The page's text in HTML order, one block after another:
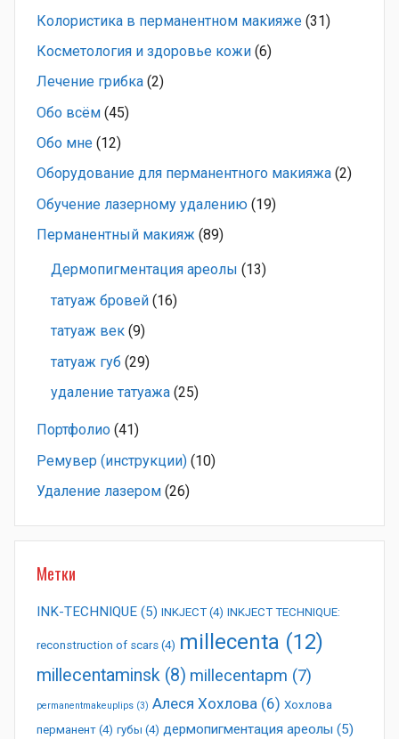
Колористика в перманентном макияже (31)
Косметология и здоровье кожи (6)
Лечение грибка (2)
Обо всём (45)
Обо мне (12)
Оборудование для перманентного макияжа (2)
Обучение лазерному удалению (19)
Перманентный макияж (89)
Дермопигментация ареолы (13)
татуаж бровей (16)
татуаж век (9)
татуаж губ (29)
удаление татуажа (25)
Портфолио (41)
Ремувер (инструкции) (10)
Удаление лазером (26)
Метки
INK-TECHNIQUE (5) INKJECT (4) INKJECT TECHNIQUE:
reconstruction of scars (4) millecenta (12)
millecentaminsk (8) millecentapm (7)
permanentmakeuplips (3) Алеся Хохлова (6) Хохлова
перманент (4) губы (4) дермопигментация ареолы (5)